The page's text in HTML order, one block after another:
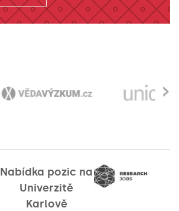
›
Nabídka pozic na
Univerzitě
Karlově